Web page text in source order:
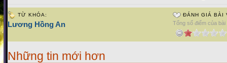
TỪ KHÓA:
Lương Hồng An
ĐÁNH GIÁ BÀI
Tổng số điểm của
Những tin mới hơn